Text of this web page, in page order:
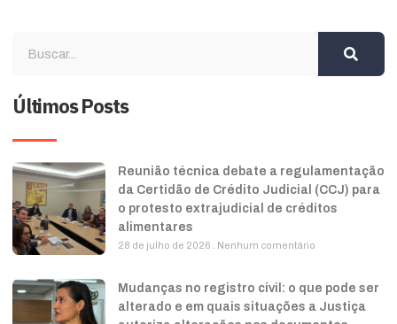
Últimos Posts
Reunião técnica debate a regulamentação
da Certidão de Crédito Judicial (CCJ) para
o protesto extrajudicial de créditos
alimentares
28 de julho de 2026 Nenhum comentário
Mudanças no registro civil: o que pode ser
alterado e em quais situações a Justiça